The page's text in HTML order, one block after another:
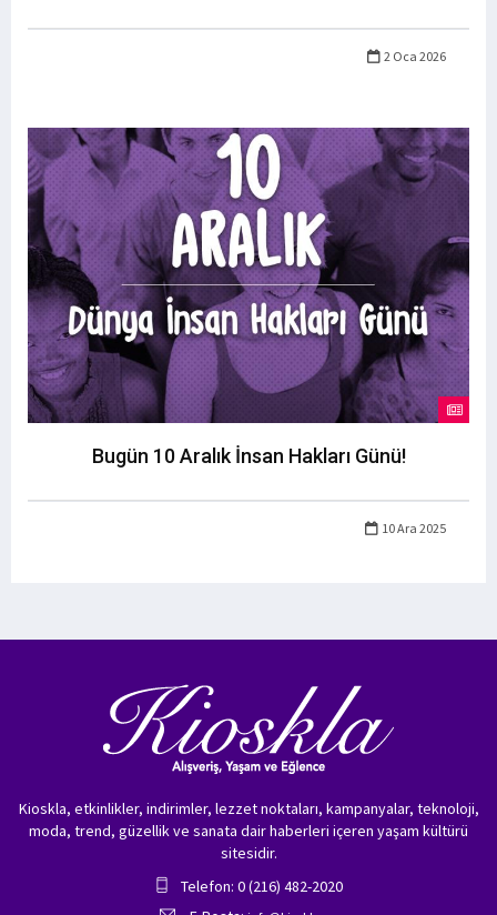
2 Oca 2026
Bugün 10 Aralık İnsan Hakları Günü!
10 Ara 2025
Kioskla, etkinlikler, indirimler, lezzet noktaları, kampanyalar, teknoloji,
moda, trend, güzellik ve sanata dair haberleri içeren yaşam kültürü
sitesidir.
Telefon: 0 (216) 482-2020